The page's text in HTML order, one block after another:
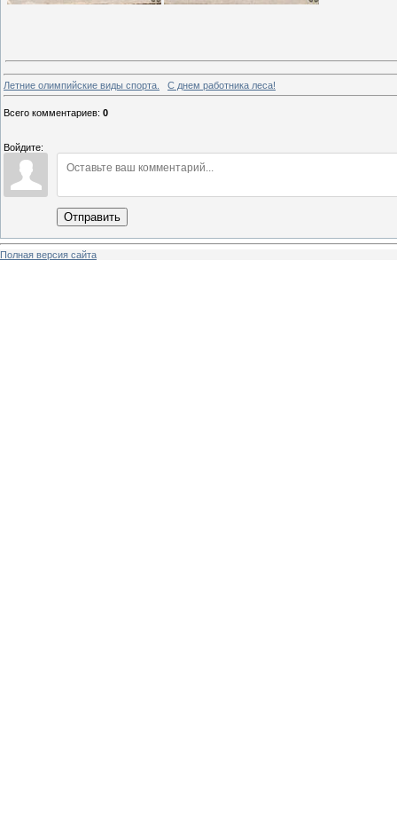
Летние олимпийские виды спорта. С днем работника леса!
Всего комментариев: 0
Войдите:
Отправить
Полная версия сайта